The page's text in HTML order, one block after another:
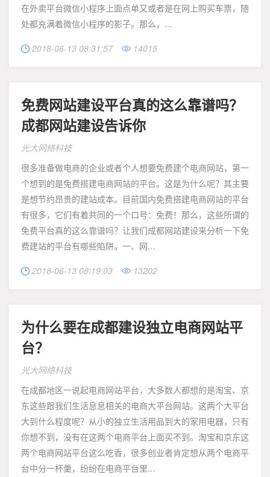
在外卖平台微信小程序上面点单又或者是在网上购买车票，随
处都充满着微信小程序的影子。那么，...
 2018-06-13 08:31:57  14015
免费网站建设平台真的这么靠谱吗？
成都网站建设告诉你
光大网络科技
很多准备做电商的企业或者个人想要免费建个电商网站，第一
个想到的是免费搭建电商网站的平台。这是为什么呢？其主要
是想节约昂贵的建站成本。目前国内免费搭建电商网站的平台
有很多，它们有着共同的一个口号：免费！那么，这些所谓的
免费平台真的这么靠谱吗？让我们成都网站建设来分析一下免
费建站的平台有哪些陷阱。一、网...
 2018-06-13 08:19:03  13202
为什么要在成都建设独立电商网站平
台？
光大网络科技
在成都地区一说起电商网站平台，大多数人都想的是淘宝、京
东这些跟我们生活息息相关的电商大平台网站。这两个大平台
大到什么程度呢？从小的独立生活用品到大的家用电器，只有
你想不到，没有在这两个电商平台上面买不到。淘宝和京东这
两个电商网站平台这么吃香，很多创业者肯定想从两个电商平
台中分一杯羹，纷纷在电商平台里...